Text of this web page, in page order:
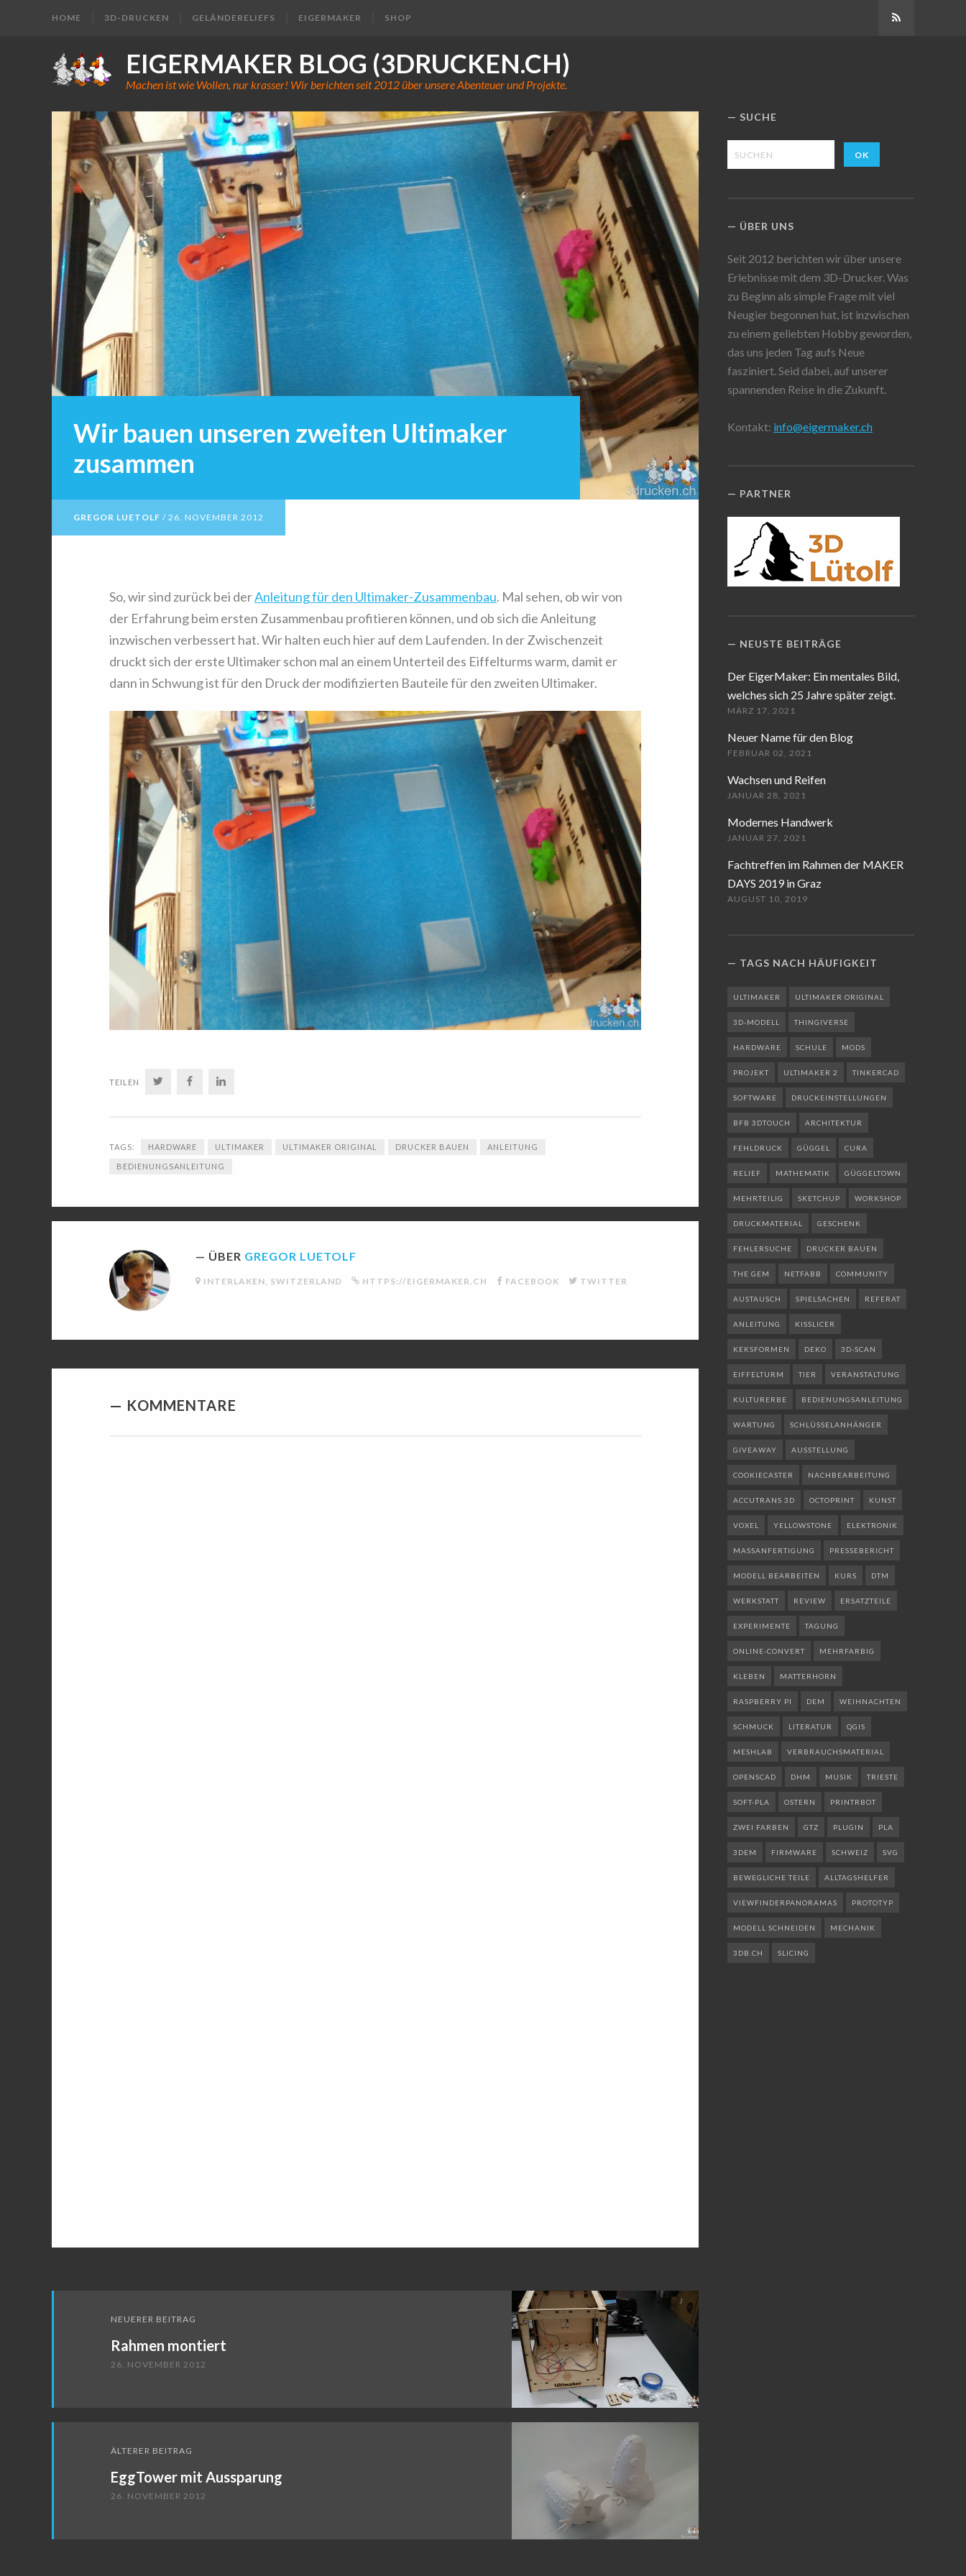
HOME 3D-DRUCKEN GELÄNDERELIEFS EIGERMAKER SHOP
EIGERMAKER BLOG (3DRUCKEN.CH)
Machen ist wie Wollen, nur krasser! Wir berichten seit 2012 über unsere Abenteuer und Projekte.
Wir bauen unseren zweiten Ultimaker
zusammen
GREGOR LUETOLF / 26. NOVEMBER 2012
So, wir sind zurück bei derAnleitung für den Ultimaker-Zusammenbau. Mal sehen, ob wir von
der Erfahrung beim ersten Zusammenbau profitieren können, und ob sich die Anleitung
inzwischen verbessert hat. Wir halten euch hier auf dem Laufenden. In der Zwischenzeit
druckt sich der erste Ultimaker schon mal an einem Unterteil des Eiffelturms warm, damit er
dann in Schwung ist für den Druck der modifizierten Bauteile für den zweiten Ultimaker.
TEILEN TWITTERFACEBOOK
TAGS: HARDWARE ULTIMAKER ULTIMAKER ORIGINAL DRUCKER BAUEN ANLEITUNG
BEDIENUNGSANLEITUNG
ÜBER GREGOR LUETOLF
INTERLAKEN, SWITZERLAND HTTPS://EIGERMAKER.CH FACEBOOK TWITTER
KOMMENTARE
NEUERER BEITRAG
Rahmen montiert
26. NOVEMBER 2012
ÄLTERER BEITRAG
EggTower mit Aussparung
26. NOVEMBER 2012
SUCHE
ÜBER UNS
Seit 2012 berichten wir über unsere
Erlebnisse mit dem 3D-Drucker. Was
zu Beginn als simple Frage mit viel
Neugier begonnen hat, ist inzwischen
zu einem geliebten Hobby geworden,
das uns jeden Tag aufs Neue
fasziniert. Seid dabei, auf unserer
spannenden Reise in die Zukunft.
Kontakt: info@eigermaker.ch
PARTNER
NEUSTE BEITRÄGE
Der EigerMaker: Ein mentales Bild,
welches sich 25 Jahre später zeigt.
MÄRZ 17, 2021
Neuer Name für den Blog
FEBRUAR 02, 2021
Wachsen und Reifen
JANUAR 28, 2021
Modernes Handwerk
JANUAR 27, 2021
Fachtreffen im Rahmen der MAKER
DAYS 2019 in Graz
AUGUST 10, 2019
TAGS NACH HÄUFIGKEIT
ULTIMAKER ULTIMAKER ORIGINAL
3D-MODELL THINGIVERSE
HARDWARE SCHULE MODS
PROJEKT ULTIMAKER 2 TINKERCAD
SOFTWARE DRUCKEINSTELLUNGEN
BFB 3DTOUCH ARCHITEKTUR
FEHLDRUCK GÜGGEL CURA
RELIEF MATHEMATIK GÜGGELTOWN
MEHRTEILIG SKETCHUP WORKSHOP
DRUCKMATERIAL GESCHENK
FEHLERSUCHE DRUCKER BAUEN
THE GEM NETFABB COMMUNITY
AUSTAUSCH SPIELSACHEN REFERAT
ANLEITUNG KISSLICER
KEKSFORMEN DEKO 3D-SCAN
EIFFELTURM TIER VERANSTALTUNG
KULTURERBE BEDIENUNGSANLEITUNG
WARTUNG SCHLÜSSELANHÄNGER
GIVEAWAY AUSSTELLUNG
COOKIECASTER NACHBEARBEITUNG
ACCUTRANS 3D OCTOPRINT KUNST
VOXEL YELLOWSTONE ELEKTRONIK
MASSANFERTIGUNG PRESSEBERICHT
MODELL BEARBEITEN KURS DTM
WERKSTATT REVIEW ERSATZTEILE
EXPERIMENTE TAGUNG
ONLINE-CONVERT MEHRFARBIG
KLEBEN MATTERHORN
RASPBERRY PI DEM WEIHNACHTEN
SCHMUCK LITERATUR QGIS
MESHLAB VERBRAUCHSMATERIAL
OPENSCAD DHM MUSIK TRIESTE
SOFT-PLA OSTERN PRINTRBOT
ZWEI FARBEN GTZ PLUGIN PLA
3DEM FIRMWARE SCHWEIZ SVG
BEWEGLICHE TEILE ALLTAGSHELFER
VIEWFINDERPANORAMAS PROTOTYP
MODELL SCHNEIDEN MECHANIK
3DB.CH SLICING